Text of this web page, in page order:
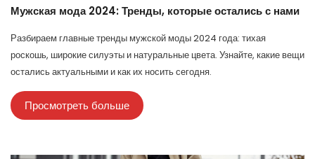
Мужская мода 2024: Тренды, которые остались с нами
Разбираем главные тренды мужской моды 2024 года: тихая
роскошь, широкие силуэты и натуральные цвета. Узнайте, какие вещи
остались актуальными и как их носить сегодня.
Просмотреть больше